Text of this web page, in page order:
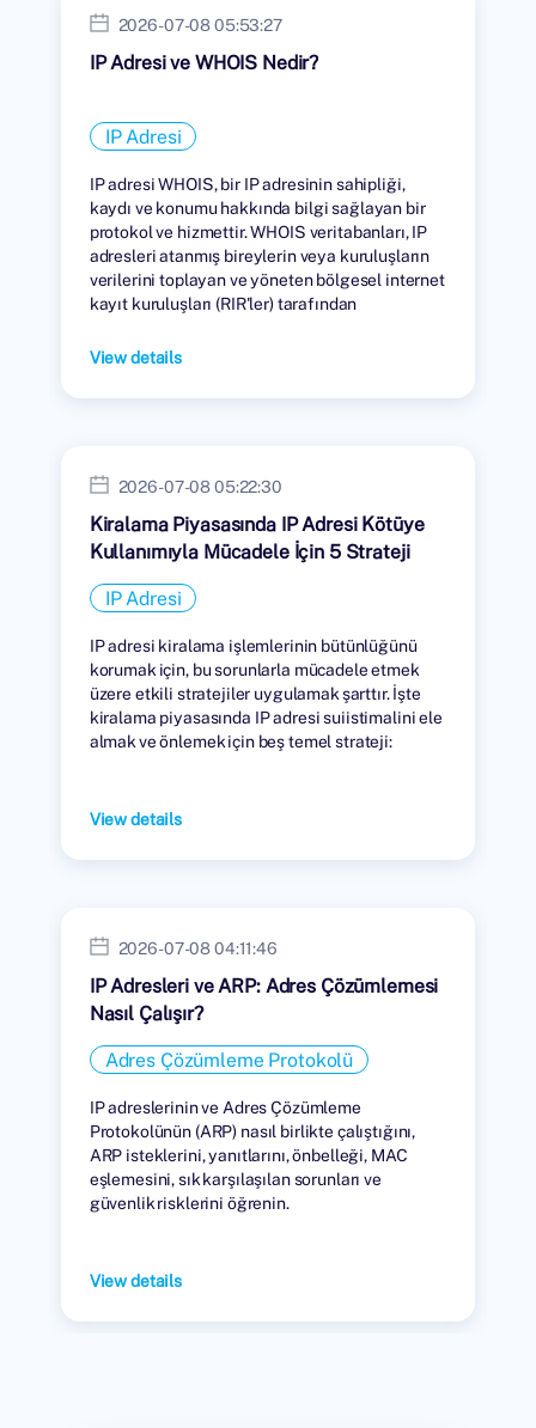
2026-07-08 05:53:27
IP Adresi ve WHOIS Nedir?
IP Adresi
IP adresi WHOIS, bir IP adresinin sahipliği,
kaydı ve konumu hakkında bilgi sağlayan bir
protokol ve hizmettir. WHOIS veritabanları, IP
adresleri atanmış bireylerin veya kuruluşların
verilerini toplayan ve yöneten bölgesel internet
kayıt kuruluşları (RIR'ler) tarafından
View details
2026-07-08 05:22:30
Kiralama Piyasasında IP Adresi Kötüye
Kullanımıyla Mücadele İçin 5 Strateji
IP Adresi
IP adresi kiralama işlemlerinin bütünlüğünü
korumak için, bu sorunlarla mücadele etmek
üzere etkili stratejiler uygulamak şarttır. İşte
kiralama piyasasında IP adresi suiistimalini ele
almak ve önlemek için beş temel strateji:
View details
2026-07-08 04:11:46
IP Adresleri ve ARP: Adres Çözümlemesi
Nasıl Çalışır?
Adres Çözümleme Protokolü
IP adreslerinin ve Adres Çözümleme
Protokolünün (ARP) nasıl birlikte çalıştığını,
ARP isteklerini, yanıtlarını, önbelleği, MAC
eşlemesini, sık karşılaşılan sorunları ve
güvenlik risklerini öğrenin.
View details